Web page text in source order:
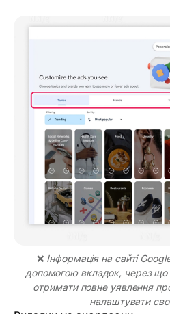
❌ Інформація на сайті
допомогою вкладок, через
отримати повне уявлення
налаштувати